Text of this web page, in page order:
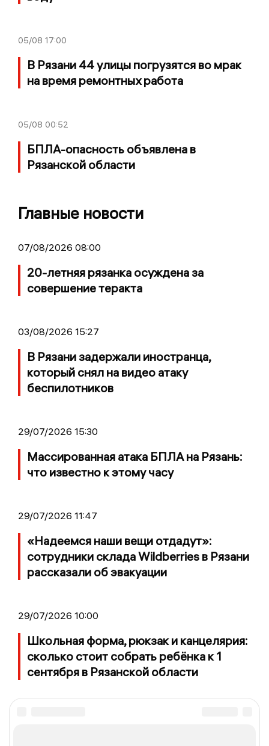
05/08 17:00
В Рязани 44 улицы погрузятся во мрак
на время ремонтных работа
05/08 00:52
БПЛА-опасность объявлена в
Рязанской области
Главные новости
07/08/2026 08:00
20-летняя рязанка осуждена за
совершение теракта
03/08/2026 15:27
В Рязани задержали иностранца,
который снял на видео атаку
беспилотников
29/07/2026 15:30
Массированная атака БПЛА на Рязань:
что известно к этому часу
29/07/2026 11:47
«Надеемся наши вещи отдадут»:
сотрудники склада Wildberries в Рязани
рассказали об эвакуации
29/07/2026 10:00
Школьная форма, рюкзак и канцелярия:
сколько стоит собрать ребёнка к 1
сентября в Рязанской области